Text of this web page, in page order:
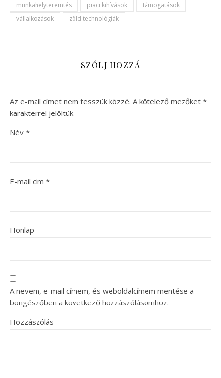
munkahelyteremtés
piaci kihívások
támogatások
vállalkozások
zöld technológiák
SZÓLJ HOZZÁ
Az e-mail címet nem tesszük közzé. A kötelező mezőket *
karakterrel jelöltük
Név *
E-mail cím *
Honlap
A nevem, e-mail címem, és weboldalcímem mentése a
böngészőben a következő hozzászólásomhoz.
Hozzászólás